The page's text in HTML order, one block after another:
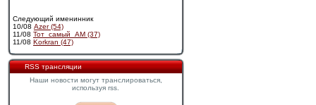
Следующий именинник
10/08 Azer (54)
11/08 Тот_самый_АМ (37)
11/08 Korkran (47)
RSS трансляции
Наши новости могут транслироваться,
используя rss.